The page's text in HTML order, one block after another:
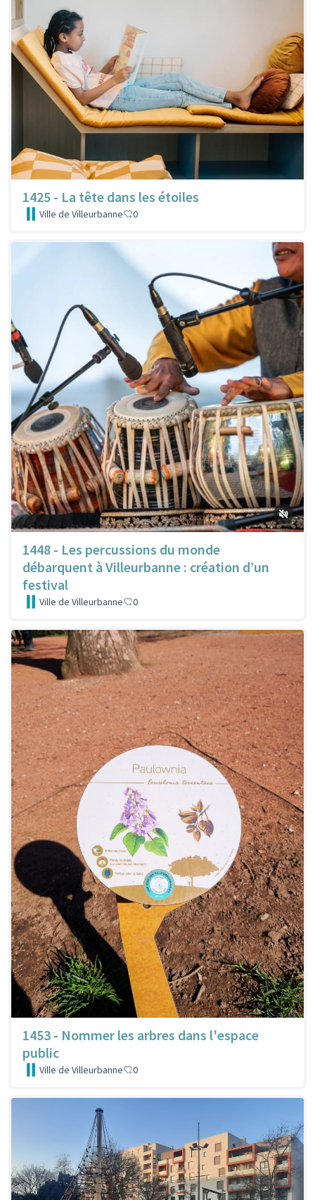
1425 - La tête dans les étoiles
Ville de Villeurbanne 0
1448 - Les percussions du monde
débarquent à Villeurbanne : création d’un
festival
Ville de Villeurbanne 0
1453 - Nommer les arbres dans l'espace
public
Ville de Villeurbanne 0